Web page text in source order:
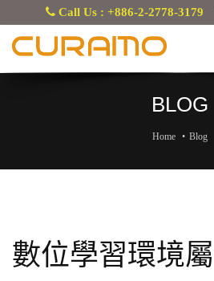
Call Us : +886-2-2778-3179
BLOG
Home Blog
數位學習環境